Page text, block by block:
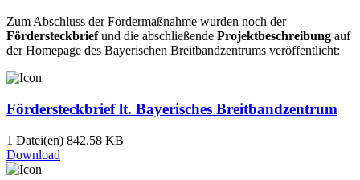
Zum Abschluss der Fördermaßnahme wurden noch der
Fördersteckbriefund die abschließende Projektbeschreibung auf
der Homepage des Bayerischen Breitbandzentrums veröffentlicht:
Fördersteckbrief lt. Bayerisches Breitbandzentrum
1 Datei(en) 842.58 KB
Download